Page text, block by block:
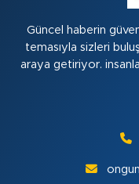
Güncel haberin
temasıyla sizleri
araya getiriyor.